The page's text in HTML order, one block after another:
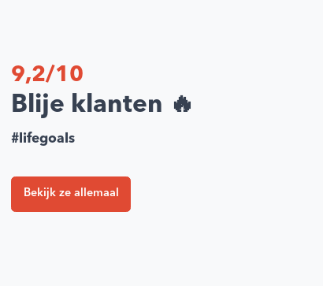
9,2/10
Blije klanten 🔥
#lifegoals
Bekijk ze allemaal